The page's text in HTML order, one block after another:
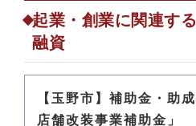
起業・創業に関連す
融資
【玉野市】補助金・助
店舗改装事業補助金」